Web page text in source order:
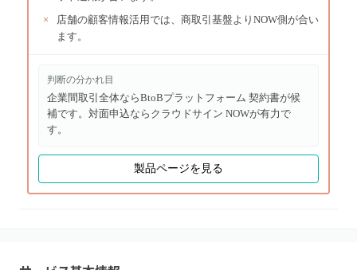
×
店舗の顧客情報活用では、商取引基盤よりNOW側が合い
ます。
判断の分かれ目
企業間取引全体ならBtoBプラットフォーム 契約書が候
補です。対面申込ならクラウドサイン NOWが有力で
す。
製品ページを見る